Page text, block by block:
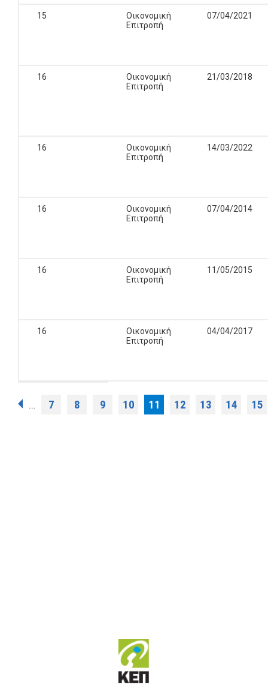
15
Οικονομική
Επιτροπή
07/04/2021
16
Οικονομική
Επιτροπή
21/03/2018
16
Οικονομική
Επιτροπή
14/03/2022
16
Οικονομική
Επιτροπή
07/04/2014
16
Οικονομική
Επιτροπή
11/05/2015
16
Οικονομική
Επιτροπή
04/04/2017
Σελίδες
… 7 8 9 10 11 12 13 14 15